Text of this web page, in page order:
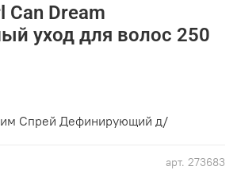
арт. 273683
Can Dream
уход для волос 250
Спрей Дефинирующий д/